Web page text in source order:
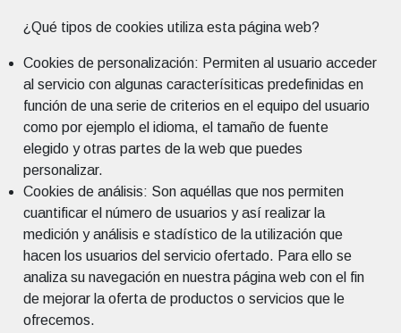
¿Qué tipos de cookies utiliza esta página web?
Cookies de personalización: Permiten al usuario acceder
al servicio con algunas caracterísiticas predefinidas en
función de una serie de criterios en el equipo del usuario
como por ejemplo el idioma, el tamaño de fuente
elegido y otras partes de la web que puedes
personalizar.
Cookies de análisis: Son aquéllas que nos permiten
cuantificar el número de usuarios y así realizar la
medición y análisis e stadístico de la utilización que
hacen los usuarios del servicio ofertado. Para ello se
analiza su navegación en nuestra página web con el fin
de mejorar la oferta de productos o servicios que le
ofrecemos.